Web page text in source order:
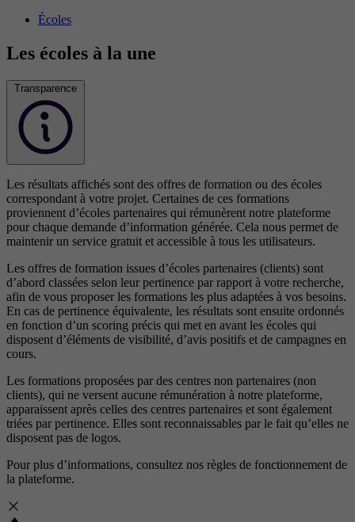
Écoles
Les écoles à la une
Transparence
Les résultats affichés sont des offres de formation ou des écoles
correspondant à votre projet. Certaines de ces formations
proviennent d’écoles partenaires qui rémunèrent notre plateforme
pour chaque demande d’information générée. Cela nous permet de
maintenir un service gratuit et accessible à tous les utilisateurs.
Les offres de formation issues d’écoles partenaires (clients) sont
d’abord classées selon leur pertinence par rapport à votre recherche,
afin de vous proposer les formations les plus adaptées à vos besoins.
En cas de pertinence équivalente, les résultats sont ensuite ordonnés
en fonction d’un scoring précis qui met en avant les écoles qui
disposent d’éléments de visibilité, d’avis positifs et de campagnes en
cours.
Les formations proposées par des centres non partenaires (non
clients), qui ne versent aucune rémunération à notre plateforme,
apparaissent après celles des centres partenaires et sont également
triées par pertinence. Elles sont reconnaissables par le fait qu’elles ne
disposent pas de logos.
Pour plus d’informations, consultez nos règles de fonctionnement de
la plateforme.